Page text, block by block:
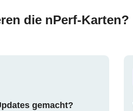
die nPerf-Karten?
gemacht?